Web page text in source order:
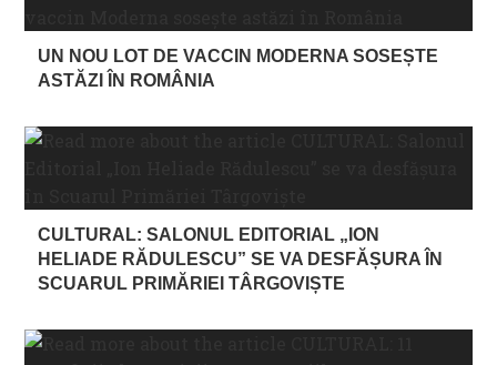
UN NOU LOT DE VACCIN MODERNA SOSEȘTE
ASTĂZI ÎN ROMÂNIA
CULTURAL: SALONUL EDITORIAL „ION
HELIADE RĂDULESCU” SE VA DESFĂȘURA ÎN
SCUARUL PRIMĂRIEI TÂRGOVIȘTE